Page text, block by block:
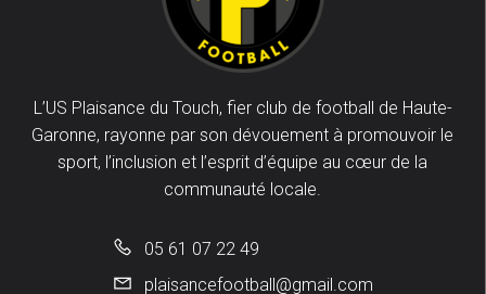
L’US Plaisance du Touch, fier club de football de Haute-
Garonne, rayonne par son dévouement à promouvoir le
sport, l’inclusion et l’esprit d’équipe au cœur de la
communauté locale.
05 61 07 22 49
plaisancefootball@gmail.com